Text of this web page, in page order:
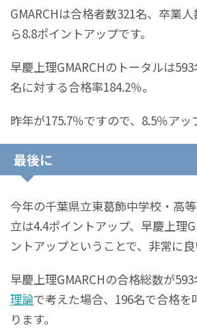
GMARCHは合格者数321名、卒業
ら8.8ポイントアップです。
早慶上理GMARCHのトータルは
名に対する合格率184.2％。
昨年が175.7％ですので、8.5％アッ
最後に
今年の千葉県立東葛飾中学校・高
立は4.4ポイントアップ、早慶上理
ントアップということで、非常に良
早慶上理GMARCHの合格総数が
理論で考えた場合、196名で合格
ります。